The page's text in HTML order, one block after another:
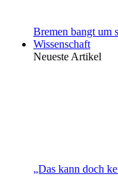
Bremen bangt um
Wissenschaft
Neueste Artikel
„Das kann doch